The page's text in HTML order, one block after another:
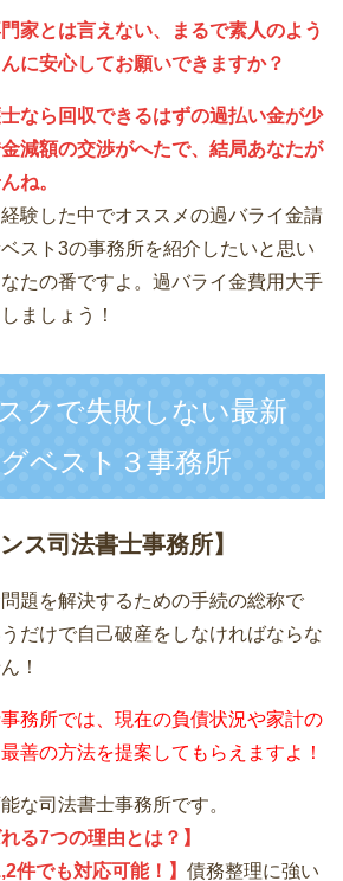
家とは言えない、まるで素人のよう
に安心してお願いできますか？
なら回収できるはずの過払い金が少
減額の交渉がへたで、結局あなたが
ね。
験した中でオススメの過バライ金請
スト3の事務所を紹介したいと思い
たの番ですよ。過バライ金費用大手
ましょう！
クで失敗しない最新
ベスト３事務所
ス司法書士事務所】
題を解決するための手続の総称で
だけで自己破産をしなければならな
！
務所では、現在の負債状況や家計の
善の方法を提案してもらえますよ！
な司法書士事務所です。
る7つの理由とは？】
件でも対応可能！】 債務整理に強い